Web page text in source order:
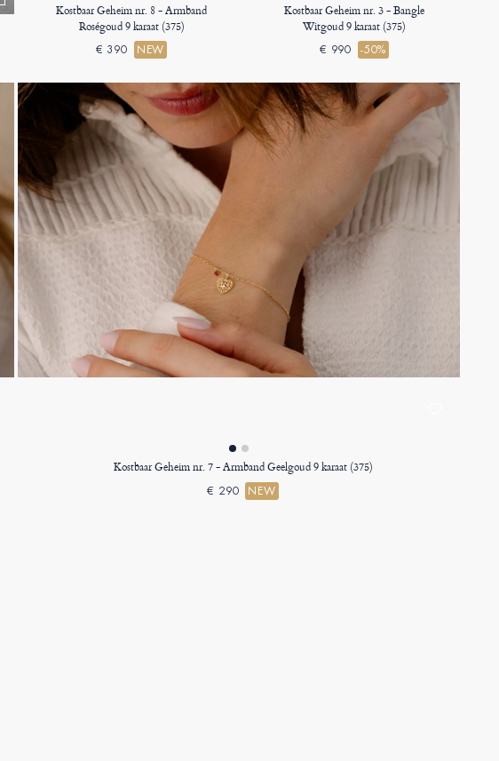
Kostbaar Geheim nr. 8 - Armband
Roségoud 9 karaat (375)
€ 390 NEW
Kostbaar Geheim nr. 3 - Bangle
Witgoud 9 karaat (375)
€ 990 -50%
Kostbaar Geheim nr. 7 - Armband Geelgoud 9 karaat (375)
€ 290 NEW